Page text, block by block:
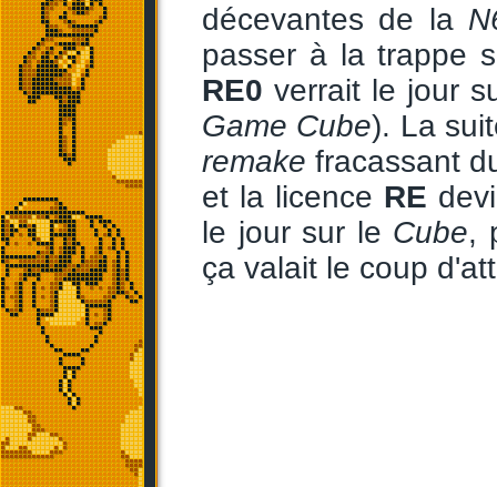
décevantes de la
passer à la trappe
RE0 verrait le jour
Game Cube). La
remake fracassant
et la licence RE
le jour sur le Cube,
ça valait le coup